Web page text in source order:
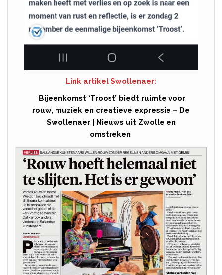
Link artikel Swollenaer:
Bijeenkomst ‘Troost’ biedt ruimte voor
rouw, muziek en creatieve expressie – De
Swollenaer | Nieuws uit Zwolle en
omstreken